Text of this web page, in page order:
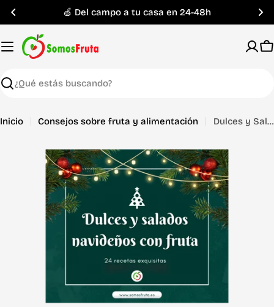
Saltar
contenido
🍏 Del campo a tu casa en 24-48h
Buscar
Inicio Consejos sobre fruta y alimentación Dulces y Salados Navideños con Fruta